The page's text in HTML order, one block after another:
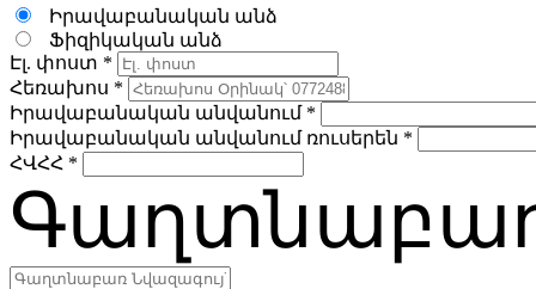
Իրավաբանական անձ
Ֆիզիկական անձ
Էլ. փոստ *
Հեռախոս *
Իրավաբանական անվանում *
Իրավաբանական անվանում ռուսերեն *
ՀՎՀՀ *